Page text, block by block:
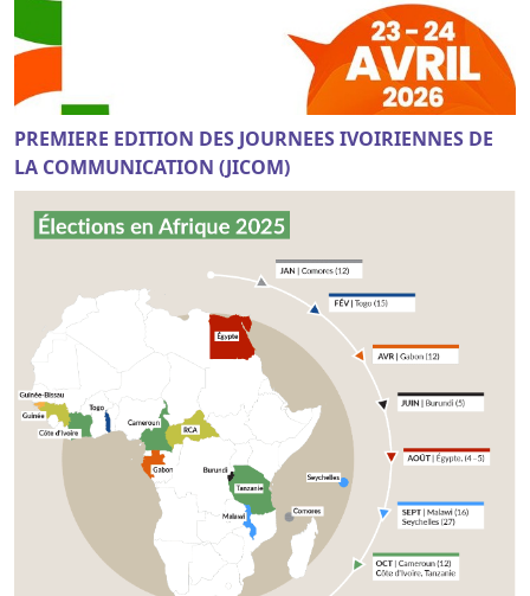
PREMIERE EDITION DES JOURNEES IVOIRIENNES DE
LA COMMUNICATION (JICOM)